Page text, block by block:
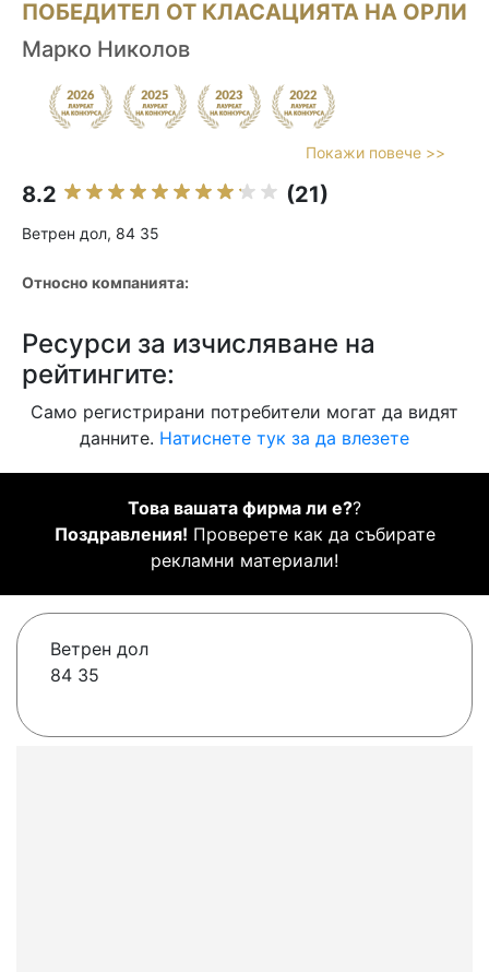
ПОБЕДИТЕЛ ОТ КЛАСАЦИЯТА НА ОРЛИ
Марко Николов
Покажи повече >>
8.2 (21)
Ветрен дол, 84 35
Относно компанията:
Ресурси за изчисляване на
рейтингите:
Само регистрирани потребители могат да видят
данните. Натиснете тук за да влезете
Това вашата фирма ли е??
Поздравления! Проверете как да събирате
рекламни материали!
Ветрен дол
84 35